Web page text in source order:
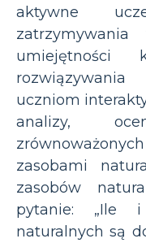
aktywne
umiejętności
uczniom
analizy,
zasobami
zasobów
pytanie: „Ile
naturalnych są